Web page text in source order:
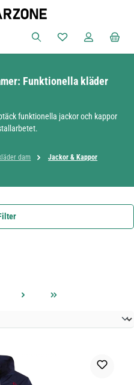
Du har 0 objekt i
Funktionella kläder
funktionella jackor och kappor
dam Jackor & Kappor